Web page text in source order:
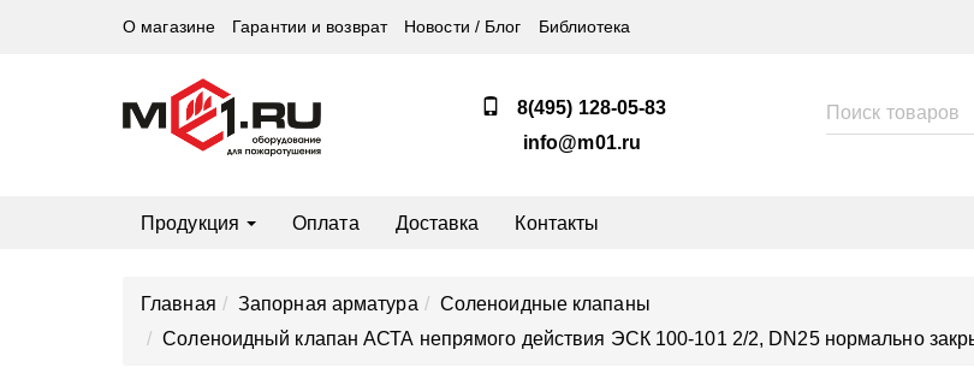
О магазине Гарантии и возврат Новости / Блог Библиотека
8(495) 128-05-83
info@m01.ru
Продукция Оплата Доставка Контакты
Главная Запорная арматура
Соленоидные клапаны
Соленоидный клапан АСТА непрямого действия ЭСК 100-101 2/2, DN25 нормально